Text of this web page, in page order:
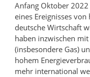
Anfang Oktober
eines Ereignisses
deutsche Wirtschaft
haben inzwischen
(insbesondere Gas)
hohem
mehr international